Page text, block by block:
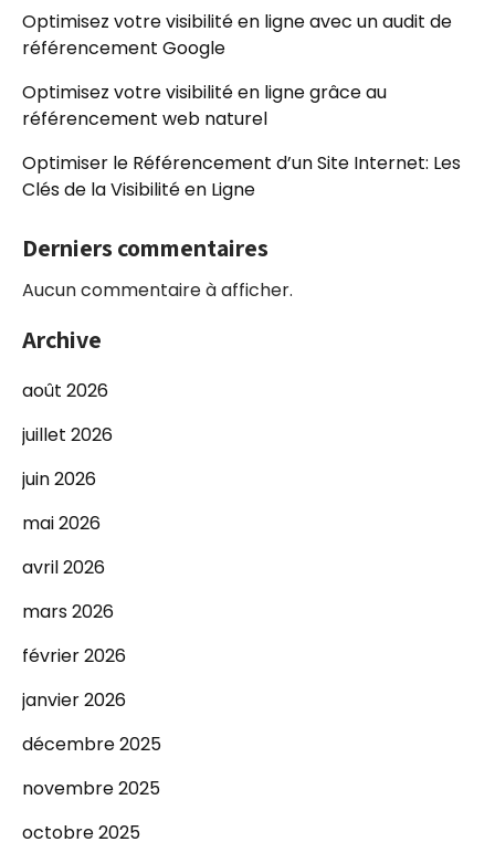
Optimisez votre visibilité en ligne avec un audit de
référencement Google
Optimisez votre visibilité en ligne grâce au
référencement web naturel
Optimiser le Référencement d’un Site Internet: Les
Clés de la Visibilité en Ligne
Derniers commentaires
Aucun commentaire à afficher.
Archive
août 2026
juillet 2026
juin 2026
mai 2026
avril 2026
mars 2026
février 2026
janvier 2026
décembre 2025
novembre 2025
octobre 2025